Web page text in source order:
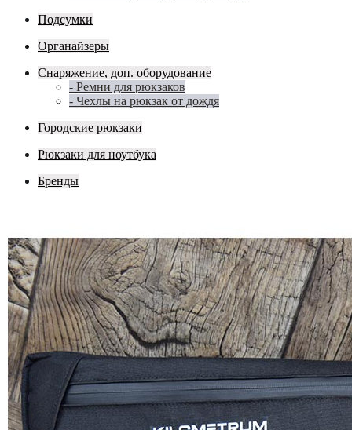
Подсумки
Органайзеры
Снаряжение, доп. оборудование
- Ремни для рюкзаков
- Чехлы на рюкзак от дождя
Городские рюкзаки
Рюкзаки для ноутбука
Бренды